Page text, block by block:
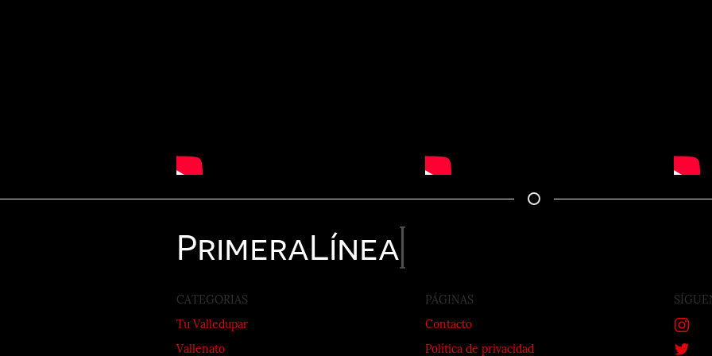
PrimeraLínea
CATEGORIAS
Tu Valledupar
Vallenato
PÁGINAS
Contacto
Política de privacidad